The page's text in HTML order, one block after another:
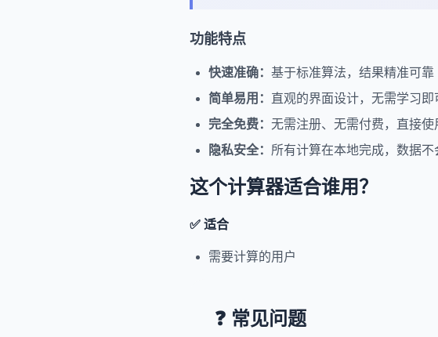
功能特点
快速准确： 基于标准算法，结果精准可靠
简单易用： 直观的界面设计，无需学习即
完全免费： 无需注册、无需付费，直接使
隐私安全： 所有计算在本地完成，数据不
这个计算器适合谁用？
✅ 适合
需要计算的用户
❓ 常见问题